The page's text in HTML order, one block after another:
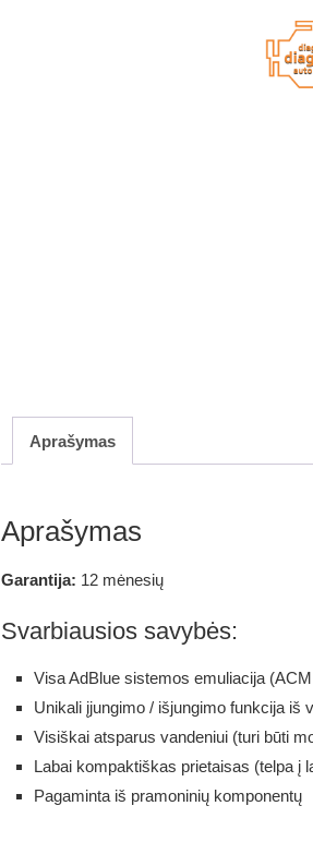
Aprašymas
Aprašymas
Garantija: 12 mėnesių
Svarbiausios savybės:
Visa AdBlue sistemos emuliacija
Unikali įjungimo / išjungimo funkcija iš
Visiškai atsparus vandeniui (turi būti
Labai kompaktiškas prietaisas (telpa į
Pagaminta iš pramoninių komponentų